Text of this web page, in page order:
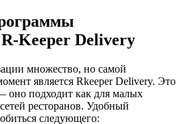
Keeper Delivery
множество, но самой
является Rkeeper Delivery. Это
оно подходит как для малых
ресторанов. Удобный
следующего: